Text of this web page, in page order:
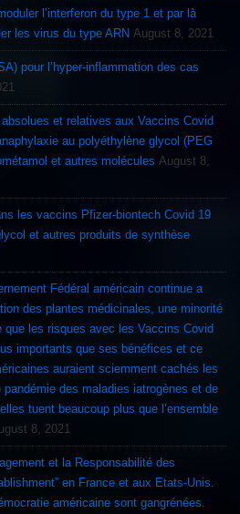
l’interferon du type 1 et par là
les virus du type ARN August 8, 2021
et relatives aux Vaccins Covid
au polyéthylène glycol (PEG
et autres molécules August 8,
les vaccins Pfizer-biontech Covid 19
et autres produits de synthèse
Fédéral américain continue a
des plantes médicinales, une minorité
que les risques avec les Vaccins Covid
importants que ses bénéfices et ce
auraient sciemment cachés les
des maladies iatrogènes et de
tuent beaucoup plus que l’ensemble
8, 2021
et la Responsabilité des
en France et aux Etats-Unis.
américaine sont gangrénées.